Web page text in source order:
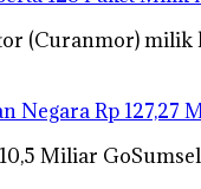
(Curanmor)
Rp 127,27
Miliar